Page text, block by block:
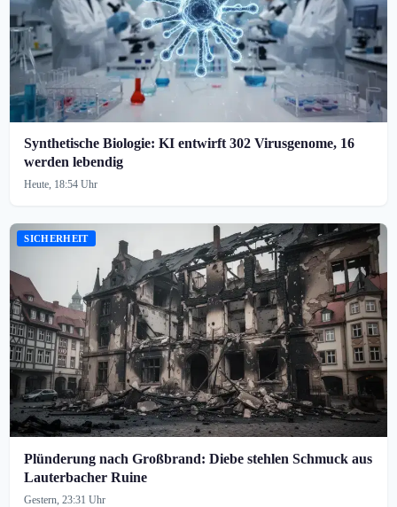
Synthetische Biologie: KI entwirft 302 Virusgenome, 16
werden lebendig
Heute, 18:54 Uhr
SICHERHEIT
Plünderung nach Großbrand: Diebe stehlen Schmuck aus
Lauterbacher Ruine
Gestern, 23:31 Uhr